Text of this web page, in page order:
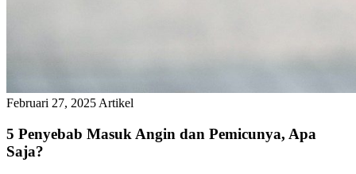
Februari 27, 2025 Artikel
5 Penyebab Masuk Angin dan Pemicunya, Apa
Saja?